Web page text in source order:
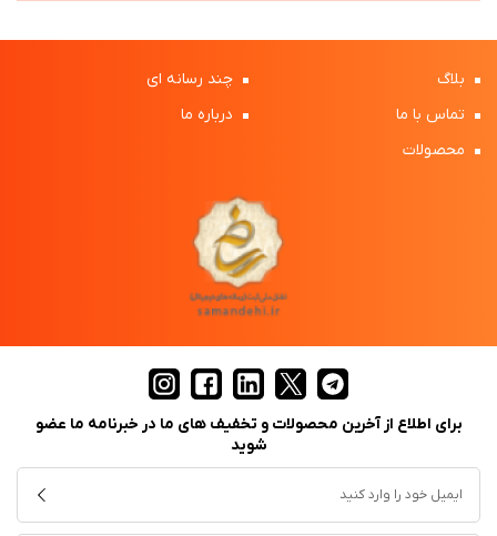
بلاگ
چند رسانه ای
تماس با ما
درباره ما
محصولات
برای اطلاع از آخرین محصولات و تخفیف های ما در خبرنامه ما عضو
شوید